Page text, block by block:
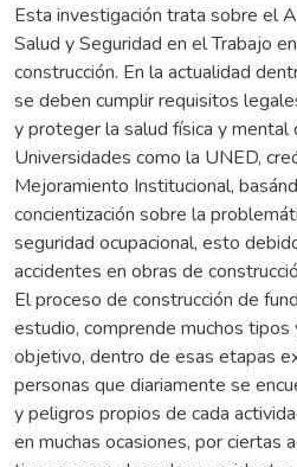
Esta investigación trata sobre el
Salud y Seguridad en el Trabajo
construcción. En la actualidad
se deben cumplir requisitos
y proteger la salud física y mental
Universidades como la UNED,
Mejoramiento Institucional,
concientización sobre la
seguridad ocupacional, esto
accidentes en obras de
El proceso de construcción de
estudio, comprende muchos tipos
objetivo, dentro de esas etapas
personas que diariamente se
y peligros propios de cada
en muchas ocasiones, por ciertas